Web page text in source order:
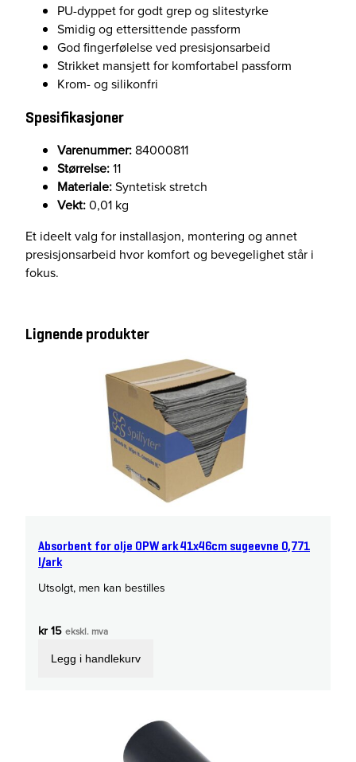
PU-dyppet for godt grep og slitestyrke
Smidig og ettersittende passform
God fingerfølelse ved presisjonsarbeid
Strikket mansjett for komfortabel passform
Krom- og silikonfri
Spesifikasjoner
Varenummer: 84000811
Størrelse:11
Materiale:Syntetisk stretch
Vekt:0,01 kg
Et ideelt valg for installasjon, montering og annet
presisjonsarbeid hvor komfort og bevegelighet står i
fokus.
Lignende produkter
Absorbent for olje OPW ark 41x46cm sugeevne 0,771
l/ark
Utsolgt, men kan bestilles
kr15 ekskl. mva
Legg i handlekurv